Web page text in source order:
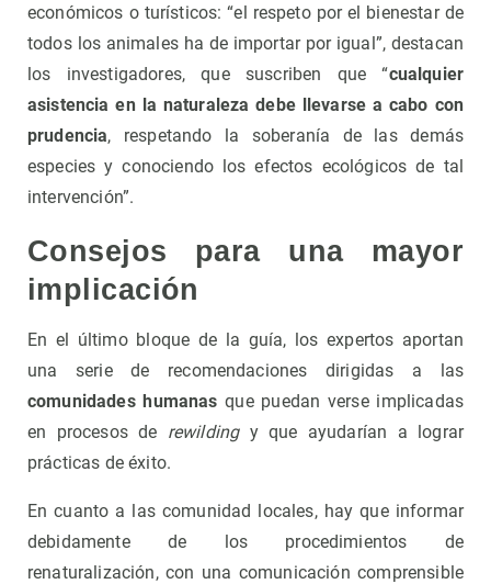
económicos o turísticos: “el respeto por el bienestar de
todos los animales ha de importar por igual”, destacan
los investigadores, que suscriben que “cualquier
asistencia en la naturaleza debe llevarse a cabo con
prudencia, respetando la soberanía de las demás
especies y conociendo los efectos ecológicos de tal
intervención”.
Consejos para una mayor
implicación
En el último bloque de la guía, los expertos aportan
una serie de recomendaciones dirigidas a las
comunidades humanas que puedan verse implicadas
en procesos de rewildingy que ayudarían a lograr
prácticas de éxito.
En cuanto a las comunidad locales, hay que informar
debidamente de los procedimientos de
renaturalización, con una comunicación comprensible